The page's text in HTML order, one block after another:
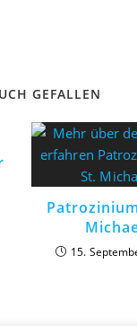
GEFALLEN
15.